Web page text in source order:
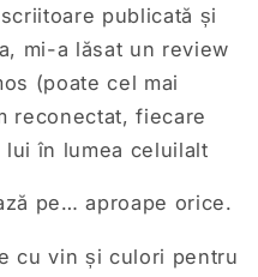
publicată și
mi-a lăsat un review
(poate cel mai
reconectat, fiecare
lui în lumea celuilalt
pe… aproape orice.
cu vin și culori pentru